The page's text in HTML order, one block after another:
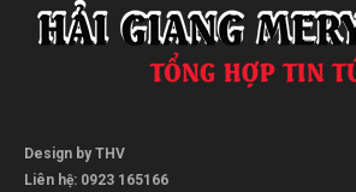
Design by THV
Liên hệ: 0923 165166